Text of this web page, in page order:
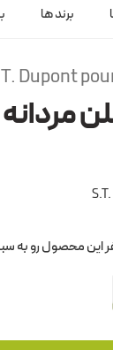
برند ها
Dupont